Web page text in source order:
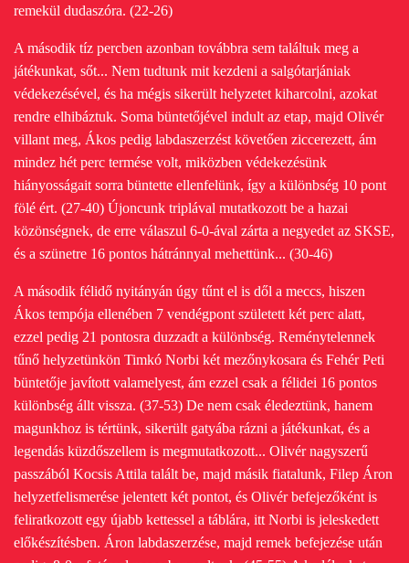
remekül dudaszóra. (22-26)
A második tíz percben azonban továbbra sem találtuk meg a
játékunkat, sőt... Nem tudtunk mit kezdeni a salgótarjániak
védekezésével, és ha mégis sikerült helyzetet kiharcolni, azokat
rendre elhibáztuk. Soma büntetőjével indult az etap, majd Olivér
villant meg, Ákos pedig labdaszerzést követően ziccerezett, ám
mindez hét perc termése volt, miközben védekezésünk
hiányosságait sorra büntette ellenfelünk, így a különbség 10 pont
fölé ért. (27-40) Újoncunk triplával mutatkozott be a hazai
közönségnek, de erre válaszul 6-0-ával zárta a negyedet az SKSE,
és a szünetre 16 pontos hátránnyal mehettünk... (30-46)
A második félidő nyitányán úgy tűnt el is dől a meccs, hiszen
Ákos tempója ellenében 7 vendégpont született két perc alatt,
ezzel pedig 21 pontosra duzzadt a különbség. Reménytelennek
tűnő helyzetünkön Timkó Norbi két mezőnykosara és Fehér Peti
büntetője javított valamelyest, ám ezzel csak a félidei 16 pontos
különbség állt vissza. (37-53) De nem csak éledeztünk, hanem
magunkhoz is tértünk, sikerült gatyába rázni a játékunkat, és a
legendás küzdőszellem is megmutatkozott... Olivér nagyszerű
passzából Kocsis Attila talált be, majd másik fiatalunk, Filep Áron
helyzetfelismerése jelentett két pontot, és Olivér befejezőként is
feliratkozott egy újabb kettessel a táblára, itt Norbi is jeleskedett
előkészítésben. Áron labdaszerzése, majd remek befejezése után